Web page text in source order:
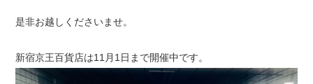
是非お越しくださいませ。
新宿京王百貨店は11月1日まで開催中です。